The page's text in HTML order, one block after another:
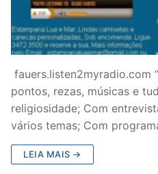
fauers.listen2myradio.com
pontos, rezas, músicas e
religiosidade; Com
vários temas; Com
LEIA MAIS →